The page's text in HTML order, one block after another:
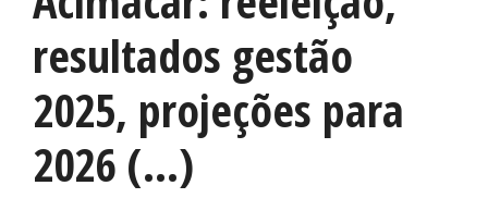
resultados gestão
2025, projeções para
2026 (…)